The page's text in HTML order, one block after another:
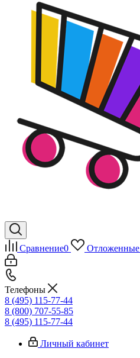
Сравнение0 Отложенные
Телефоны
8 (495) 115-77-44
8 (800) 707-55-85
8 (495) 115-77-44
Личный кабинет